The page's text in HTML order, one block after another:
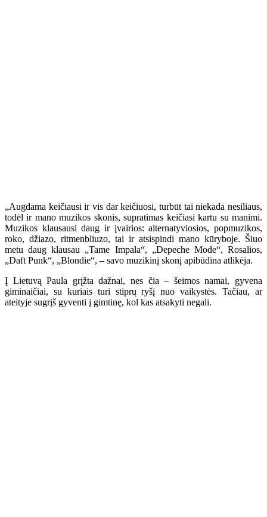
„Augdama keičiausi ir vis dar keičiuosi, turbūt tai niekada nesiliaus,
todėl ir mano muzikos skonis, supratimas keičiasi kartu su manimi.
Muzikos klausausi daug ir įvairios: alternatyviosios, popmuzikos,
roko, džiazo, ritmenbliuzo, tai ir atsispindi mano kūryboje. Šiuo
metu daug klausau „Tame Impala“, „Depeche Mode“, Rosalios,
„Daft Punk“, „Blondie“, – savo muzikinį skonį apibūdina atlikėja.
Į Lietuvą Paula grįžta dažnai, nes čia – šeimos namai, gyvena
giminaičiai, su kuriais turi stiprų ryšį nuo vaikystės. Tačiau, ar
ateityje sugrįš gyventi į gimtinę, kol kas atsakyti negali.